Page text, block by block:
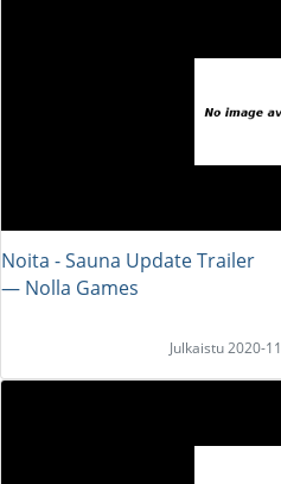
Noita - Sauna Update Trailer
― Nolla Games
Julkaistu 2020-